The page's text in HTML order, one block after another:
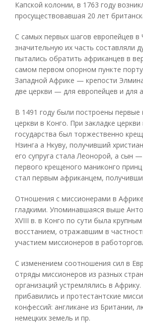
Капской колонии, в 1763 году
просуществовавшая 20 лет
С самых первых шагов европейцев в
значительную их часть составляли
пытались обратить африканцев в
самом первом опорном пункте
Западной Африке — крепости
две церкви — для европейцев и для
В 1491 году были построены первые
церкви в Конго. При закладке церкви
государства был торжественно
Нзинга а Нкуву, получивший
его супруга стала Леонорой, а сын
первого крещеного маниконго принц
стал первым африканцем,
Отношения с миссионерами в
гладкими. Упоминавшаяся выше
XVIII в. в Конго по сути была
восстанием, отражавшим в
участием миссионеров в
С изменением соотношения сил в
отряды миссионеров из разных
организаций устремлялись в
прибавились и протестантские
конфессий: англикане из Британии,
немецких земель и пр.